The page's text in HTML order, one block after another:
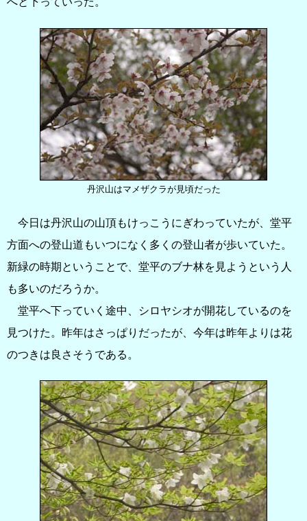
丹沢山はマメザクラが見頃だった
今日は丹沢山の山頂もけっこうにぎわっていたが、堂平
方面への登山道もいつになく多くの登山者が歩いていた。
新緑の時期ということで、堂平のブナ林を見ようという人
も多いのだろうか。
堂平へ下っていく途中、シロヤシオが開花しているのを
見つけた。昨年はさっぱりだったが、今年は昨年よりは花
のつきは良さそうである。